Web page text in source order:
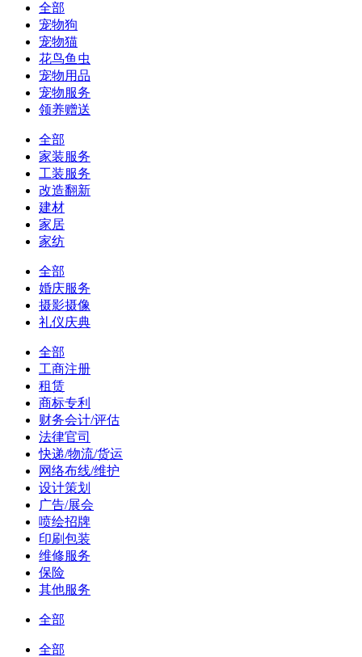
全部
宠物狗
宠物猫
花鸟鱼虫
宠物用品
宠物服务
领养赠送
全部
家装服务
工装服务
改造翻新
建材
家居
家纺
全部
婚庆服务
摄影摄像
礼仪庆典
全部
工商注册
租赁
商标专利
财务会计/评估
法律官司
快递/物流/货运
网络布线/维护
设计策划
广告/展会
喷绘招牌
印刷包装
维修服务
保险
其他服务
全部
全部